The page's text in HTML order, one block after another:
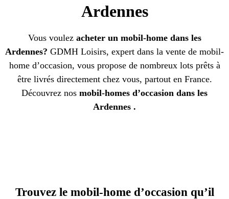
Ardennes
Vous voulez acheter un mobil-home dans les
Ardennes? GDMH Loisirs, expert dans la vente de mobil-
home d’occasion, vous propose de nombreux lots prêts à
être livrés directement chez vous, partout en France.
Découvrez nos mobil-homes d’occasion dans les
Ardennes .
Trouvez le mobil-home d’occasion qu’il